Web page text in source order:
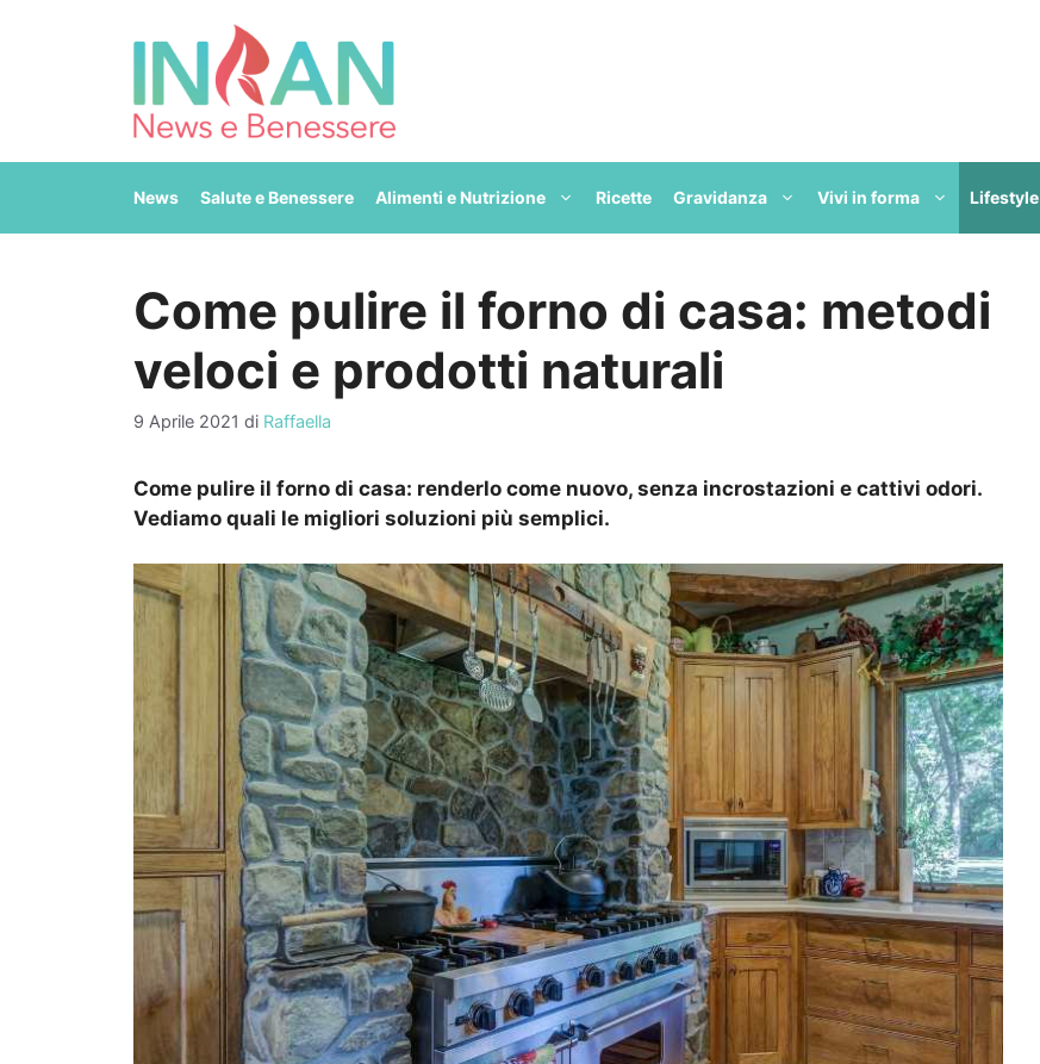
News Salute e Benessere Alimenti e Nutrizione Ricette Gravidanza Vivi in forma Lifestyle
Come pulire il forno di casa: metodi
veloci e prodotti naturali
9 Aprile 2021 di Raffaella
Come pulire il forno di casa: renderlo come nuovo, senza incrostazioni e cattivi odori.
Vediamo quali le migliori soluzioni più semplici.